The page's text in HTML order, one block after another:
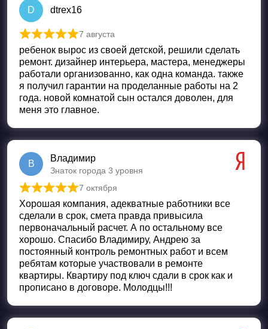
D dtrex16
Оценка из 5
7 августа
ребенок вырос из своей детской, решили сделать
ремонт. дизайнер интерьера, мастера, менеджеры
работали организованно, как одна команда. также
я получил гарантии на проделанные работы на 2
года. новой комнатой сын остался доволен, для
меня это главное.
В
Владимир
Знаток города 3 уровня
Оценка из 5
7 октября
Хорошая компания, адекватные работники все
сделали в срок, смета правда привысила
первоначальный расчет. А по остальному все
хорошо. Спасибо Владимиру, Андрею за
постоянный контроль ремонтных работ и всем
ребятам которые участвовали в ремонте
квартиры. Квартиру под ключ сдали в срок как и
прописано в договоре. Молодцы!!!